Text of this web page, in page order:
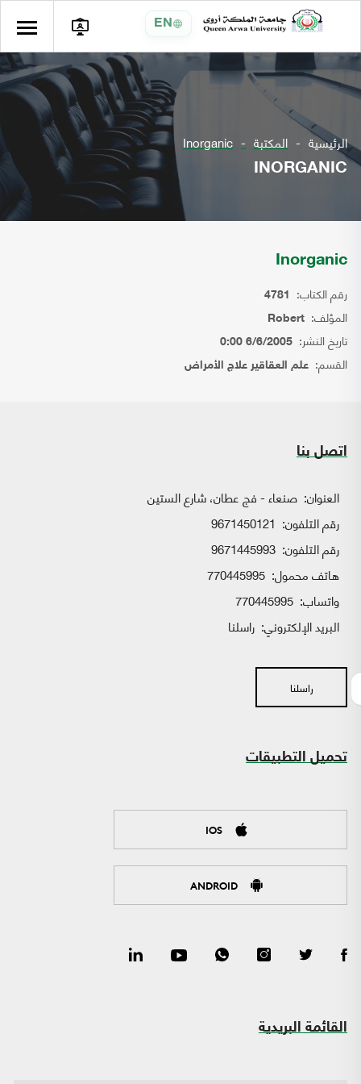
EN
الرئيسية المكتبة Inorganic
INORGANIC
Inorganic
رقم الكتاب: 4781
المؤلف: Robert
تاريخ النشر: 6/6/2005 0:00
القسم: علم العقاقير علاج الأمراض
اتصل بنا
العنوان: صنعاء - فج عطان، شارع الستين
رقم التلفون: 9671450121
رقم التلفون: 9671445993
هاتف محمول: 770445995
واتساب:
البريد الإلكتروني: راسلنا
راسلنا
تحميل التطبيقات
IOS
ANDROID
القائمة البريدية